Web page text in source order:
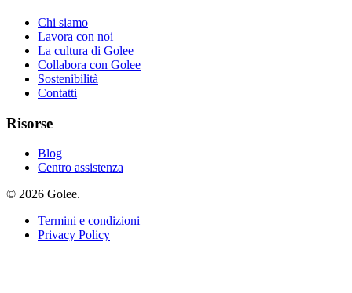
Chi siamo
Lavora con noi
La cultura di Golee
Collabora con Golee
Sostenibilità
Contatti
Risorse
Blog
Centro assistenza
© 2026 Golee.
Termini e condizioni
Privacy Policy